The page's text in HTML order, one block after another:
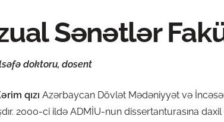
Sənətlər
doktoru, dosent
qızı Azərbaycan Dövlət Mədəniyyət və
2000-ci ildə ADMİU-nun dissertanturasına